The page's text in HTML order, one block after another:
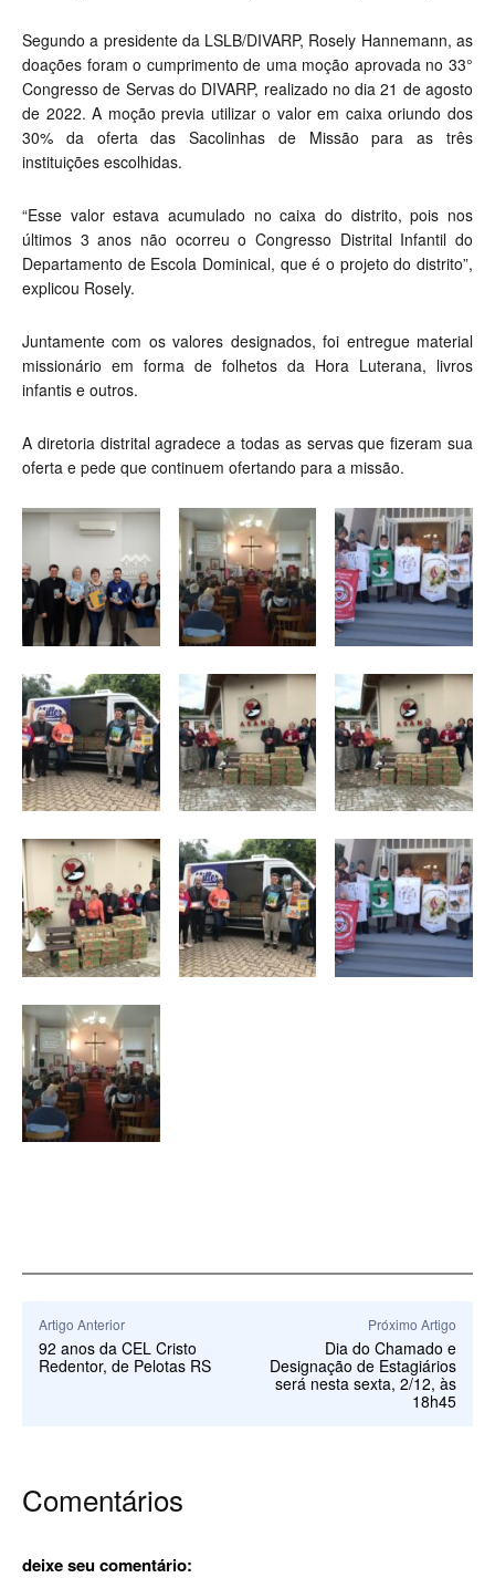
Segundo a presidente da LSLB/DIVARP, Rosely Hannemann, as
doações foram o cumprimento de uma moção aprovada no 33°
Congresso de Servas do DIVARP, realizado no dia 21 de agosto
de 2022. A moção previa utilizar o valor em caixa oriundo dos
30% da oferta das Sacolinhas de Missão para as três
instituições escolhidas.
“Esse valor estava acumulado no caixa do distrito, pois nos
últimos 3 anos não ocorreu o Congresso Distrital Infantil do
Departamento de Escola Dominical, que é o projeto do distrito”,
explicou Rosely.
Juntamente com os valores designados, foi entregue material
missionário em forma de folhetos da Hora Luterana, livros
infantis e outros.
A diretoria distrital agradece a todas as servas que fizeram sua
oferta e pede que continuem ofertando para a missão.
Artigo Anterior
92 anos da CEL Cristo
Redentor, de Pelotas RS
Próximo Artigo
Dia do Chamado e
Designação de Estagiários
será nesta sexta, 2/12, às
18h45
Comentários
deixe seu comentário: